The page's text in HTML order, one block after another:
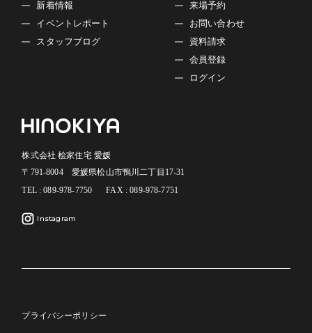
新着情報
イベントレポート
スタッフブログ
来場予約
お問い合わせ
資料請求
会員登録
ログイン
株式会社 桧家住宅 愛媛
〒791-8004 愛媛県松山市鴨川二丁目17-31
TEL : 089-978-7750
FAX : 089-978-7751
Instagram
プライバシーポリシー